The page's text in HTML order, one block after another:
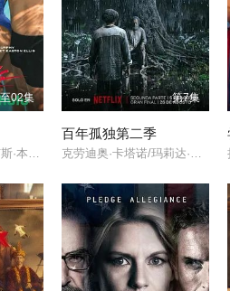
02集
埃文·蕾切尔·伍德/韦斯·本特利/凯雅·基伯/克里斯·康纳/伊格比·里格尼/丹尼尔·戴尔/荷默·基尔/格拉汉姆·坎贝尔/海斯·华纳/Jordan·Roth/Sierra·Stoliar/Bella·Valdes/Constantine·Malahias/Cortés·Alexander/Aidan·Skye·Jameson/
第7集
百年孤独第二季
克劳迪奥·卡塔诺/玛莉达·索托/罗兰·索菲亚/